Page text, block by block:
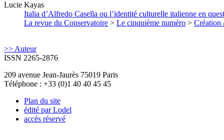
Lucie Kayas
Italia d’Alfredo Casella ou l’identité culturelle italienne en
La revue du Conservatoire > Le cinquième numéro > Création
>> Auteur
ISSN 2265-2876
209 avenue Jean-Jaurès 75019 Paris
Téléphone : +33 (0)1 40 40 45 45
Plan du site
édité par Lodel
accès réservé